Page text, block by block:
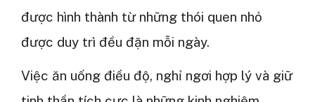
được hình thành từ những thói quen nhỏ
được duy trì đều đặn mỗi ngày.
Việc ăn uống điều độ, nghỉ ngơi hợp lý và giữ